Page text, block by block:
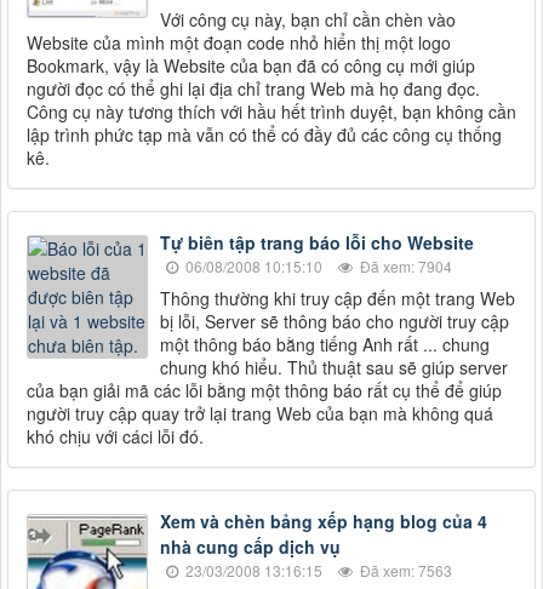
Với công cụ này, bạn chỉ cần chèn vào
Website của mình một đoạn code nhỏ hiển thị một logo
Bookmark, vậy là Website của bạn đã có công cụ mới giúp
người đọc có thể ghi lại địa chỉ trang Web mà họ đang đọc.
Công cụ này tương thích với hầu hết trình duyệt, bạn không cần
lập trình phức tạp mà vẫn có thể có đầy đủ các công cụ thống
kê.
Tự biên tập trang báo lỗi cho Website
06/08/2008 10:15:10 Đã xem: 7904
Thông thường khi truy cập đến một trang Web
bị lỗi, Server sẽ thông báo cho người truy cập
một thông báo bằng tiếng Anh rất ... chung
chung khó hiểu. Thủ thuật sau sẽ giúp server
của bạn giải mã các lỗi bằng một thông báo rất cụ thể để giúp
người truy cập quay trở lại trang Web của bạn mà không quá
khó chịu với cáci lỗi đó.
Xem và chèn bảng xếp hạng blog của 4
nhà cung cấp dịch vụ
23/03/2008 13:16:15 Đã xem: 7563